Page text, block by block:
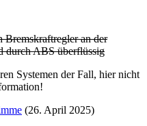
Bremskraftregler an der
durch ABS überflüssig
Systemen der Fall, hier nicht
(26. April 2025)